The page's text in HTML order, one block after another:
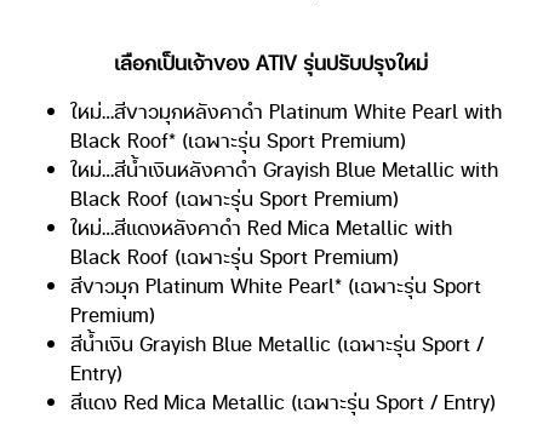
เลือกเป็นเจ้าของ ATIV รุ่นปรับปรุงใหม่
ใหม่…สีขาวมุกหลังคาดำ Platinum White Pearl with
Black Roof* (เฉพาะรุ่น Sport Premium)
ใหม่…สีน้ำเงินหลังคาดำ Grayish Blue Metallic with
Black Roof (เฉพาะรุ่น Sport Premium)
ใหม่…สีแดงหลังคาดำ Red Mica Metallic with
Black Roof (เฉพาะรุ่น Sport Premium)
สีขาวมุก Platinum White Pearl* (เฉพาะรุ่น Sport
Premium)
สีน้ำเงิน Grayish Blue Metallic (เฉพาะรุ่น Sport /
Entry)
สีแดง Red Mica Metallic (เฉพาะรุ่น Sport / Entry)